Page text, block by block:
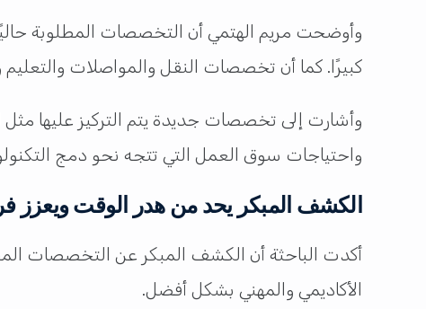
وأوضحت مريم الهتمي أن التخصصات المطلوبة
كبيرًا. كما أن تخصصات النقل والمواصلات والتعليم
وأشارت إلى تخصصات جديدة يتم التركيز عليها مثل
واحتياجات سوق العمل التي تتجه نحو دمج
الكشف المبكر يحد من هدر الوقت ويعزز
أكدت الباحثة أن الكشف المبكر عن التخصصات
الأكاديمي والمهني بشكل أفضل.